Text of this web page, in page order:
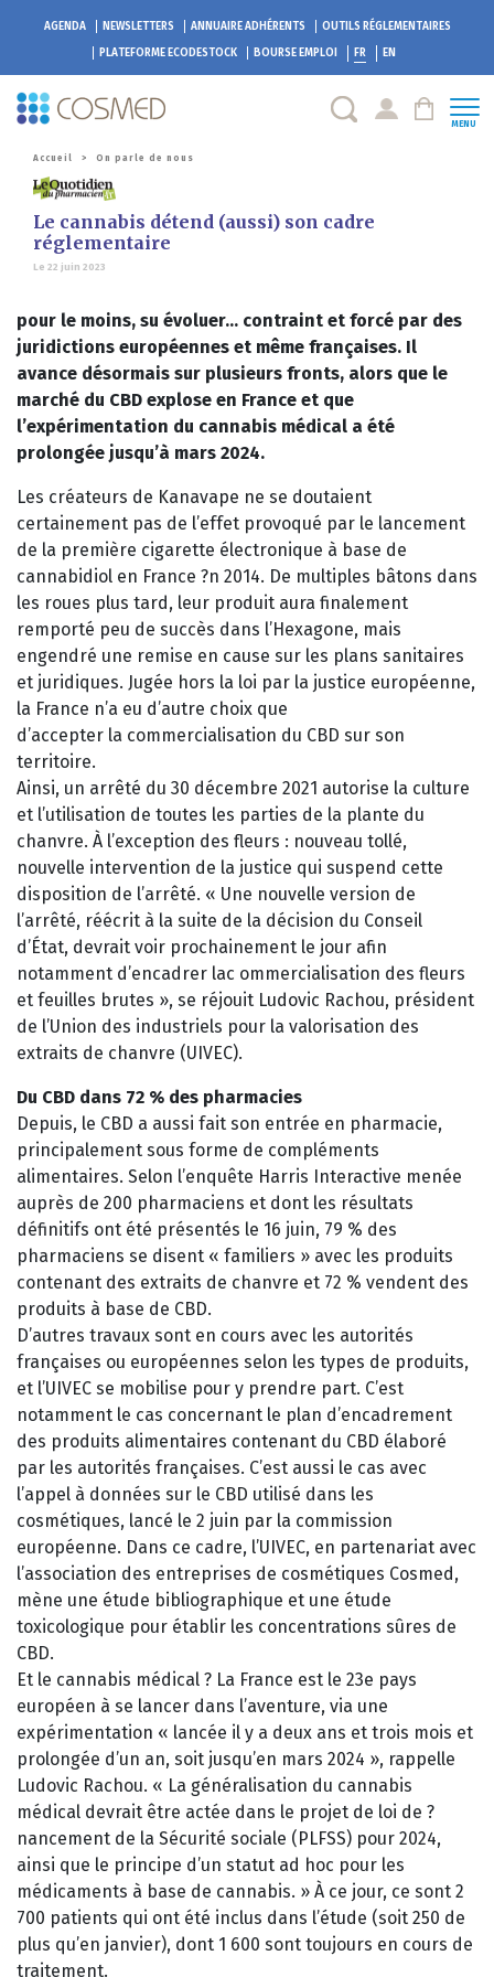
AGENDA NEWSLETTERS ANNUAIRE ADHÉRENTS
OUTILS RÉGLEMENTAIRES
PLATEFORME ECODESTOCK BOURSE EMPLOI FR EN
MENU
Accueil > On parle de nous
Le cannabis détend (aussi) son cadre
réglementaire
Le 22 juin 2023
pour le moins, su évoluer… contraint et forcé par des
juridictions européennes et même françaises. Il
avance désormais sur plusieurs fronts, alors que le
marché du CBD explose en France et que
l’expérimentation du cannabis médical a été
prolongée jusqu’à mars 2024.
Les créateurs de Kanavape ne se doutaient
certainement pas de l’effet provoqué par le lancement
de la première cigarette électronique à base de
cannabidiol en France ?n 2014. De multiples bâtons dans
les roues plus tard, leur produit aura finalement
remporté peu de succès dans l’Hexagone, mais
engendré une remise en cause sur les plans sanitaires
et juridiques. Jugée hors la loi par la justice européenne,
la France n’a eu d’autre choix que
d’accepter la commercialisation du CBD sur son
territoire.
Ainsi, un arrêté du 30 décembre 2021 autorise la culture
et l’utilisation de toutes les parties de la plante du
chanvre. À l’exception des fleurs : nouveau tollé,
nouvelle intervention de la justice qui suspend cette
disposition de l’arrêté. « Une nouvelle version de
l’arrêté, réécrit à la suite de la décision du Conseil
d’État, devrait voir prochainement le jour afin
notamment d’encadrer lac ommercialisation des fleurs
et feuilles brutes », se réjouit Ludovic Rachou, président
de l’Union des industriels pour la valorisation des
extraits de chanvre (UIVEC).
Du CBD dans 72 % des pharmacies
Depuis, le CBD a aussi fait son entrée en pharmacie,
principalement sous forme de compléments
alimentaires. Selon l’enquête Harris Interactive menée
auprès de 200 pharmaciens et dont les résultats
définitifs ont été présentés le 16 juin, 79 % des
pharmaciens se disent « familiers » avec les produits
contenant des extraits de chanvre et 72 % vendent des
produits à base de CBD.
D’autres travaux sont en cours avec les autorités
françaises ou européennes selon les types de produits,
et l’UIVEC se mobilise pour y prendre part. C’est
notamment le cas concernant le plan d’encadrement
des produits alimentaires contenant du CBD élaboré
par les autorités françaises. C’est aussi le cas avec
l’appel à données sur le CBD utilisé dans les
cosmétiques, lancé le 2 juin par la commission
européenne. Dans ce cadre, l’UIVEC, en partenariat avec
l’association des entreprises de cosmétiques Cosmed,
mène une étude bibliographique et une étude
toxicologique pour établir les concentrations sûres de
CBD.
Et le cannabis médical ? La France est le 23e pays
européen à se lancer dans l’aventure, via une
expérimentation « lancée il y a deux ans et trois mois et
prolongée d’un an, soit jusqu’en mars 2024 », rappelle
Ludovic Rachou. « La généralisation du cannabis
médical devrait être actée dans le projet de loi de ?
nancement de la Sécurité sociale (PLFSS) pour 2024,
ainsi que le principe d’un statut ad hoc pour les
médicaments à base de cannabis. » À ce jour, ce sont 2
700 patients qui ont été inclus dans l’étude (soit 250 de
plus qu’en janvier), dont 1 600 sont toujours en cours de
traitement.